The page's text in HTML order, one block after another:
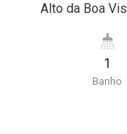
Alto da Boa Vista,
Imobiliária
útil - Sala de
amplo -
1
Banho